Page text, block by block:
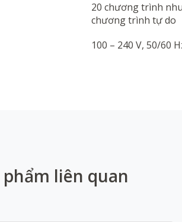
20 chương trình
chương trình tự do
100 – 240 V, 50/60
phẩm liên quan